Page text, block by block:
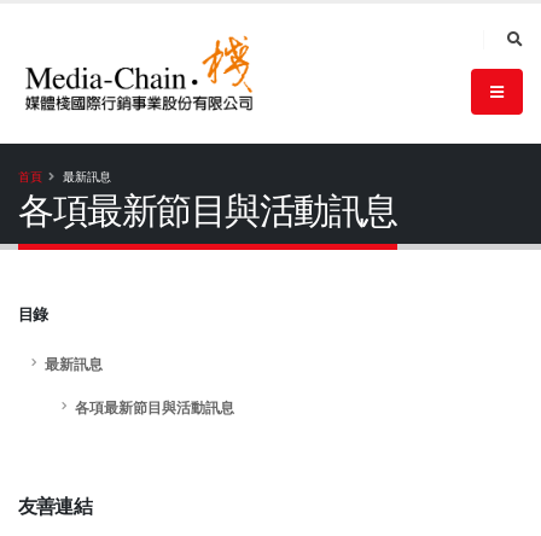
首頁 最新訊息
各項最新節目與活動訊息
目錄
最新訊息
各項最新節目與活動訊息
友善連結